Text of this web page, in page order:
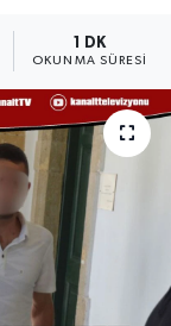
1 DK
OKUNMA SÜRESI